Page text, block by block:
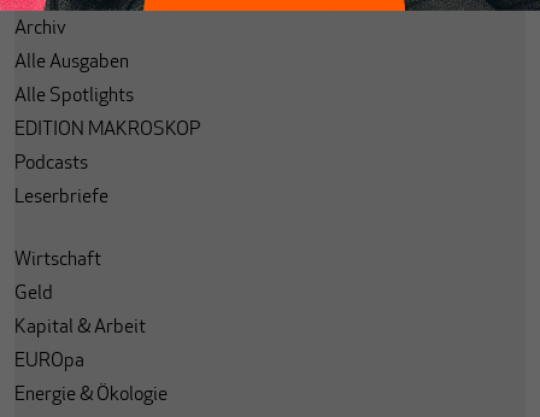
Archiv
Alle Ausgaben
Alle Spotlights
EDITION MAKROSKOP
Podcasts
Leserbriefe
Wirtschaft
Geld
Kapital & Arbeit
EUROpa
Energie & Ökologie